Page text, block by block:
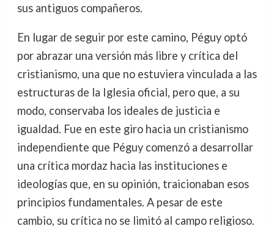
sus antiguos compañeros.
En lugar de seguir por este camino, Péguy optó
por abrazar una versión más libre y crítica del
cristianismo, una que no estuviera vinculada a las
estructuras de la Iglesia oficial, pero que, a su
modo, conservaba los ideales de justicia e
igualdad. Fue en este giro hacia un cristianismo
independiente que Péguy comenzó a desarrollar
una crítica mordaz hacia las instituciones e
ideologías que, en su opinión, traicionaban esos
principios fundamentales. A pesar de este
cambio, su crítica no se limitó al campo religioso.